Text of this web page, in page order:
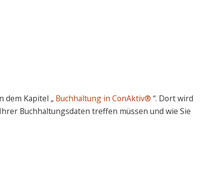
dem Kapitel „ Buchhaltung in ConAktiv® “. Dort wird
Buchhaltungsdaten treffen müssen und wie Sie